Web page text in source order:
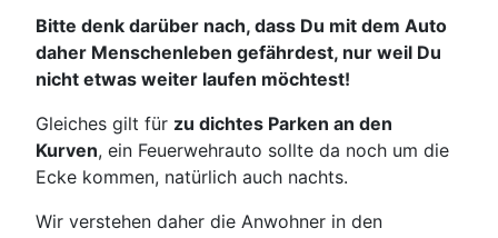
Bitte denk darüber nach, dass Du mit dem Auto
daher Menschenleben gefährdest, nur weil Du
nicht etwas weiter laufen möchtest!
Gleiches gilt für zu dichtes Parken an den
Kurven, ein Feuerwehrauto sollte da noch um die
Ecke kommen, natürlich auch nachts.
Wir verstehen daher die Anwohner in den